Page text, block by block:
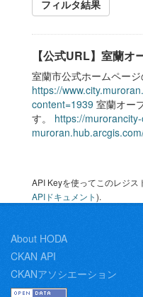
フィルタ結果
【公式URL】室蘭
室蘭市公式ホームペー
https://
content=1939 室蘭オー
す。 https://
API Keyを使ってこのレジ
APIドキュメント).
About HODA
CKAN API
CKANアソシエーション